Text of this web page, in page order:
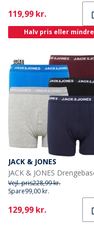
Current
119,99 kr.
Halv pris eller mindre
JACK & JONES
Vejl. pris228,99 kr.
Spare99,00 kr.
Current
129,99 kr.